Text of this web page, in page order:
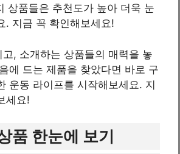
상품들은 추천도가 높아 더욱 눈
. 지금 꼭 확인해보세요!
, 소개하는 상품들의 매력을 놓
에 드는 제품을 찾았다면 바로 구
운동 라이프를 시작해보세요. 지
세요!
품 한눈에 보기